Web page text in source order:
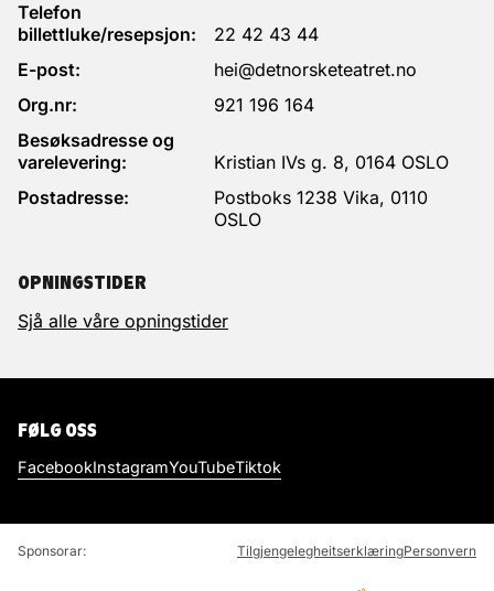
Telefon
billettluke/resepsjon:
22 42 43 44
E-post:
hei@detnorsketeatret.no
Org.nr:
921 196 164
Besøksadresse og
varelevering:
Kristian IVs g. 8, 0164 OSLO
Postadresse:
Postboks 1238 Vika, 0110
OSLO
OPNINGSTIDER
Sjå alle våre opningstider
FØLG OSS
FacebookInstagramYouTubeTiktok
Sponsorar: TilgjengelegheitserklæringPersonvern